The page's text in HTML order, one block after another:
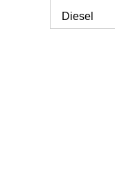
Diesel